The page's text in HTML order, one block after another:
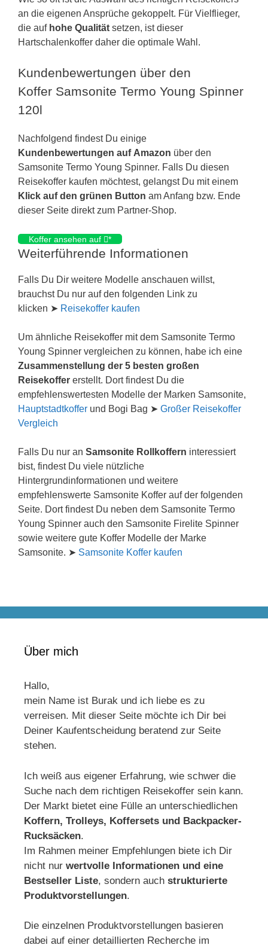
an die eigenen Ansprüche gekoppelt. Für Vielflieger,
die auf hohe Qualität setzen, ist dieser
Hartschalenkoffer daher die optimale Wahl.
Kundenbewertungen über den
Koffer Samsonite Termo Young Spinner
120l
Nachfolgend findest Du einige
Kundenbewertungen auf Amazon über den
Samsonite Termo Young Spinner. Falls Du diesen
Reisekoffer kaufen möchtest, gelangst Du mit einem
Klick auf den grünen Button am Anfang bzw. Ende
dieser Seite direkt zum Partner-Shop.
Koffer ansehen auf *
Weiterführende Informationen
Falls Du Dir weitere Modelle anschauen willst,
brauchst Du nur auf den folgenden Link zu
klicken ➤ Reisekoffer kaufen
Um ähnliche Reisekoffer mit dem Samsonite Termo
Young Spinner vergleichen zu können, habe ich eine
Zusammenstellung der 5 besten großen
Reisekoffer erstellt. Dort findest Du die
empfehlenswertesten Modelle der Marken Samsonite,
Hauptstadtkoffer und Bogi Bag ➤ Großer Reisekoffer
Vergleich
Falls Du nur an Samsonite Rollkoffern interessiert
bist, findest Du viele nützliche
Hintergrundinformationen und weitere
empfehlenswerte Samsonite Koffer auf der folgenden
Seite. Dort findest Du neben dem Samsonite Termo
Young Spinner auch den Samsonite Firelite Spinner
sowie weitere gute Koffer Modelle der Marke
Samsonite. ➤ Samsonite Koffer kaufen
Über mich
Hallo,
mein Name ist Burak und ich liebe es zu
verreisen. Mit dieser Seite möchte ich Dir bei
Deiner Kaufentscheidung beratend zur Seite
stehen.
Ich weiß aus eigener Erfahrung, wie schwer die
Suche nach dem richtigen Reisekoffer sein kann.
Der Markt bietet eine Fülle an unterschiedlichen
Koffern, Trolleys, Koffersets und Backpacker-
Rucksäcken.
Im Rahmen meiner Empfehlungen biete ich Dir
nicht nur wertvolle Informationen und eine
Bestseller Liste, sondern auch strukturierte
Produktvorstellungen.
Die einzelnen Produktvorstellungen basieren
dabei auf einer detaillierten Recherche im